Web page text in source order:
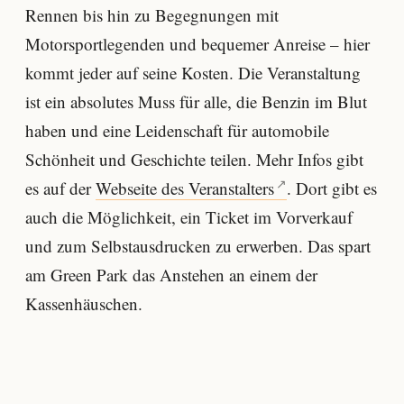
Rennen bis hin zu Begegnungen mit
Motorsportlegenden und bequemer Anreise – hier
kommt jeder auf seine Kosten. Die Veranstaltung
ist ein absolutes Muss für alle, die Benzin im Blut
haben und eine Leidenschaft für automobile
Schönheit und Geschichte teilen. Mehr Infos gibt
es auf derWebseite des Veranstalters . Dort gibt es
auch die Möglichkeit, ein Ticket im Vorverkauf
und zum Selbstausdrucken zu erwerben. Das spart
am Green Park das Anstehen an einem der
Kassenhäuschen.